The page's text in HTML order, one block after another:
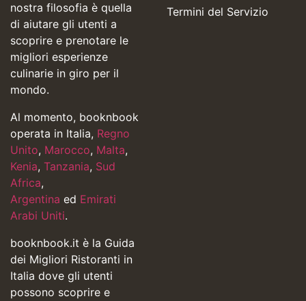
nostra filosofia è quella
di aiutare gli utenti a
scoprire e prenotare le
migliori esperienze
culinarie in giro per il
mondo.
Al momento, booknbook
operata in Italia, Regno
Unito, Marocco, Malta,
Kenia, Tanzania, Sud
Africa,
Argentina ed Emirati
Arabi Uniti.
booknbook.it è la Guida
dei Migliori Ristoranti in
Italia dove gli utenti
possono scoprire e
Termini del Servizio